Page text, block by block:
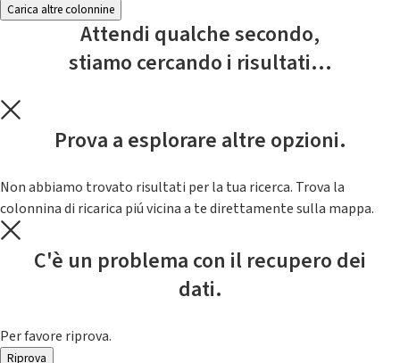
Carica altre colonnine
Attendi qualche secondo,
stiamo cercando i risultati...
Prova a esplorare altre opzioni.
Non abbiamo trovato risultati per la tua ricerca. Trova la
colonnina di ricarica piú vicina a te direttamente sulla mappa.
C'è un problema con il recupero dei
dati.
Per favore riprova.
Riprova